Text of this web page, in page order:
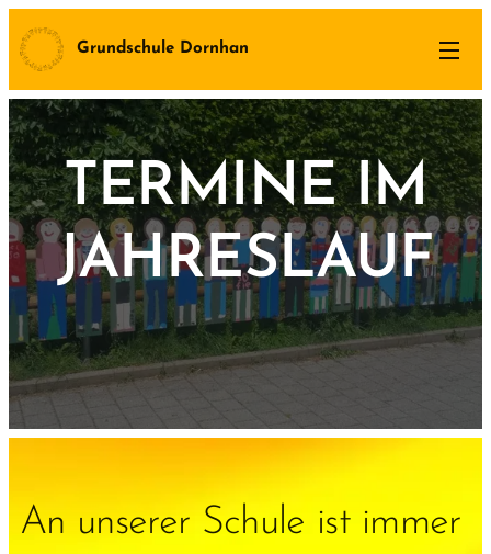
Grundschule Dornhan
TERMINE IM
JAHRESLAUF
An unserer Schule ist immer